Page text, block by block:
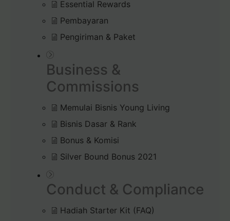
Essential Rewards
Pembayaran
Pengiriman & Paket
Business &
Commissions
Memulai Bisnis Young Living
Bisnis Dasar & Rank
Bonus & Komisi
Silver Bound Bonus 2021
Conduct & Compliance
Hadiah Starter Kit (FAQ)